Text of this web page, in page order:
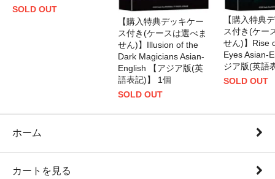
SOLD OUT
【購入特典デッキケー
ス付き(ケースは選べま
せん)】Illusion of the
Dark Magicians Asian-
English 【アジア版(英
語表記)】 1個
SOLD OUT
【購入特典
ス付き(ケー
せん)】Rise
Eyes Asian-
ジア版(英語
SOLD OUT
ホーム
カートを見る